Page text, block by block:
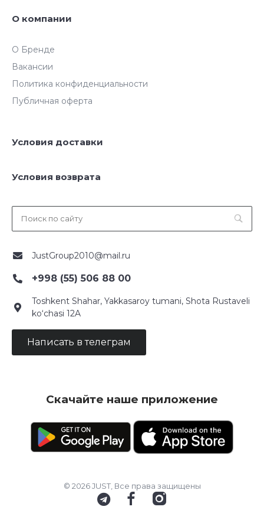
О компании
О Бренде
Вакансии
Политика конфиденциальности
Публичная оферта
Условия доставки
Условия возврата
JustGroup2010@mail.ru
+998 (55) 506 88 00
Toshkent Shahar, Yakkasaroy tumani, Shota Rustaveli
ko‘chasi 12A
Написать в телеграм
Скачайте наше приложение
© 2026 JUST, Все права защищены